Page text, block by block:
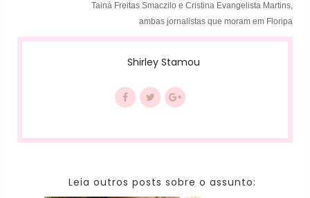
Tainá Freitas Smaczilo e Cristina Evangelista Martins,
ambas jornalistas que moram em Floripa
Shirley Stamou
Leia outros posts sobre o assunto: